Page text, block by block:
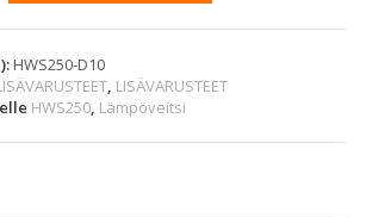
n
t
HWS250-D10
, LISÄVARUSTEET
HWS250, Lämpöveitsi